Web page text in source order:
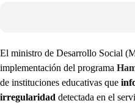
El ministro de Desarrollo Social
implementación del programa
de instituciones educativas que
irregularidad detectada en el